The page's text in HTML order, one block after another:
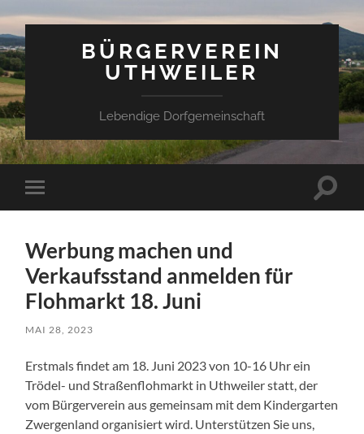
BÜRGERVEREIN
UTHWEILER
Lebendige Dorfgemeinschaft
Mobile-
Menü
Werbung machen und
Verkaufsstand anmelden für
Flohmarkt 18. Juni
MAI 28, 2023
Erstmals findet am 18. Juni 2023 von 10-16 Uhr ein
Trödel- und Straßenflohmarkt in Uthweiler statt, der
vom Bürgerverein aus gemeinsam mit dem Kindergarten
Zwergenland organisiert wird. Unterstützen Sie uns,